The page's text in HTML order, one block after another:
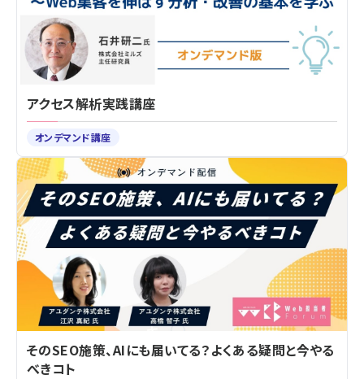
アクセス解析実践講座
オンデマンド講座
そのSEO施策、AIにも届いてる？よくある疑問と今やる
べきコト